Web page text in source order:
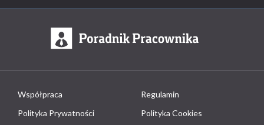
Współpraca
Regulamin
Polityka Prywatności
Polityka Cookies